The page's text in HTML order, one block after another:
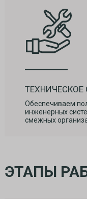
Обеспечиваем
инженерных
смежных
ЭТАПЫ